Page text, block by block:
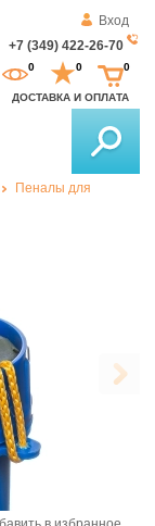
Вход
+7 (349) 422-26-70
ДОСТАВКА И ОПЛАТА
0 0 0
Пеналы для